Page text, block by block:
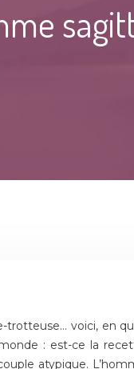
voici, en
: est-ce la
atypique.